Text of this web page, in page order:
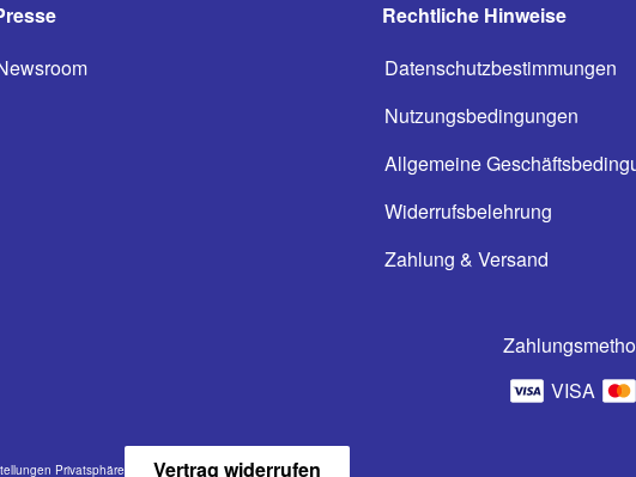
Rechtliche Hinweise
Datenschutzbestimmungen
Nutzungsbedingungen
Allgemeine
Widerrufsbelehrung
Zahlung & Versand
VISA
Privatsphäre Vertrag widerrufen